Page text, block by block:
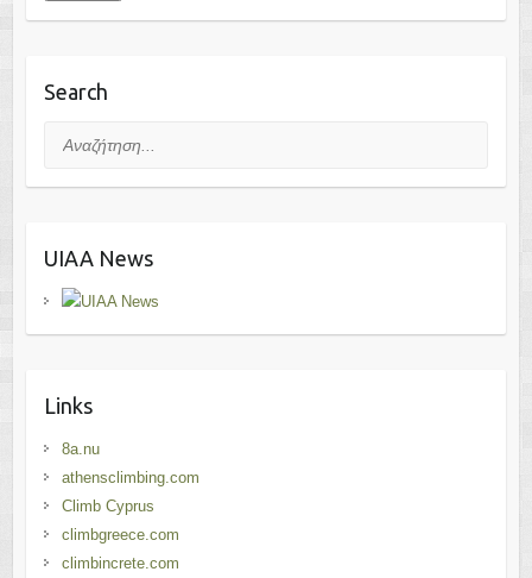
Search
Αναζήτηση...
UIAA News
Links
8a.nu
athensclimbing.com
Climb Cyprus
climbgreece.com
climbincrete.com